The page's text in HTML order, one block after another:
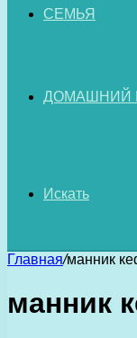
СЕМЬЯ
ДОМАШНИЙ
Искать
Главная/манник
манник